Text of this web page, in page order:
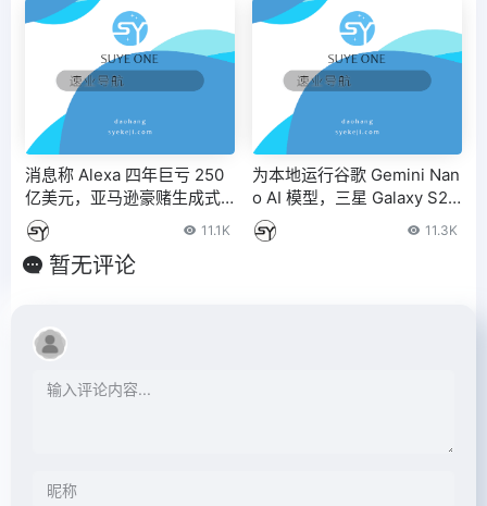
消息称 Alexa 四年巨亏 250
亿美元，亚马逊豪赌生成式
AI
11.1K
为本地运行谷歌 Gemini Nan
o AI 模型，三星 Galaxy S25
Ultra 手机被曝配 16GB 内存
11.3K
暂无评论